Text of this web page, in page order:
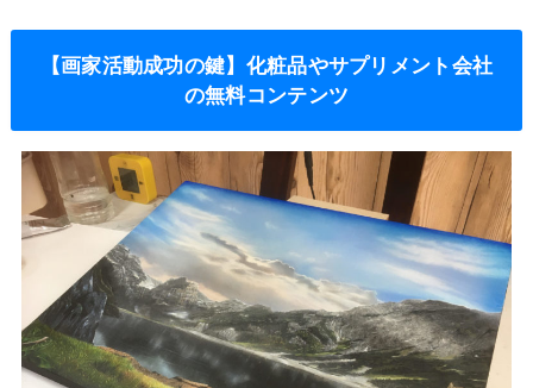
【画家活動成功の鍵】化粧品やサプリメント会社
の無料コンテンツ